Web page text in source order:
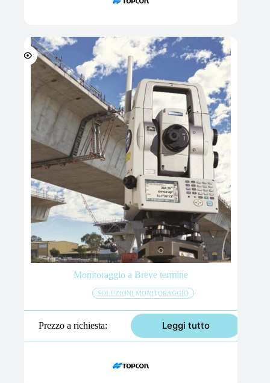
Monitoraggio a Breve termine
SOLUZIONI MONITORAGGIO
Prezzo a richiesta Leggi tutto